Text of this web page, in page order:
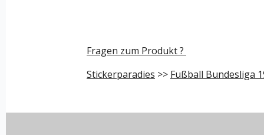
Fragen zum Produkt ?
Stickerparadies >> Fußball Bundesliga